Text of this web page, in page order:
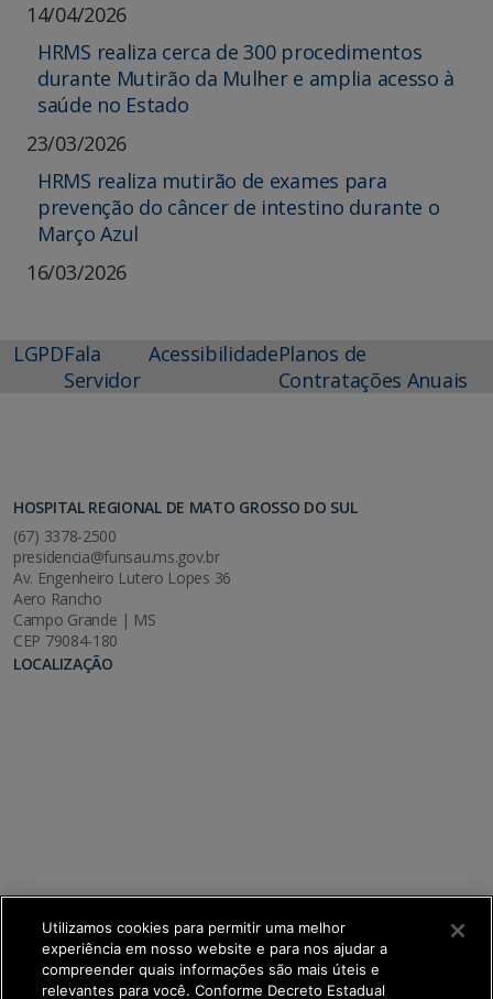
14/04/2026
HRMS realiza cerca de 300 procedimentos
durante Mutirão da Mulher e amplia acesso à
saúde no Estado
23/03/2026
HRMS realiza mutirão de exames para
prevenção do câncer de intestino durante o
Março Azul
16/03/2026
LGPDFala
Servidor
AcessibilidadePlanos de
Contratações Anuais
HOSPITAL REGIONAL DE MATO GROSSO DO SUL
(67) 3378-2500
presidencia@funsau.ms.gov.br
Av. Engenheiro Lutero Lopes 36
Aero Rancho
Campo Grande | MS
CEP 79084-180
LOCALIZAÇÃO
Utilizamos cookies para permitir uma melhor
experiência em nosso website e para nos ajudar a
compreender quais informações são mais úteis e
relevantes para você. Conforme Decreto Estadual